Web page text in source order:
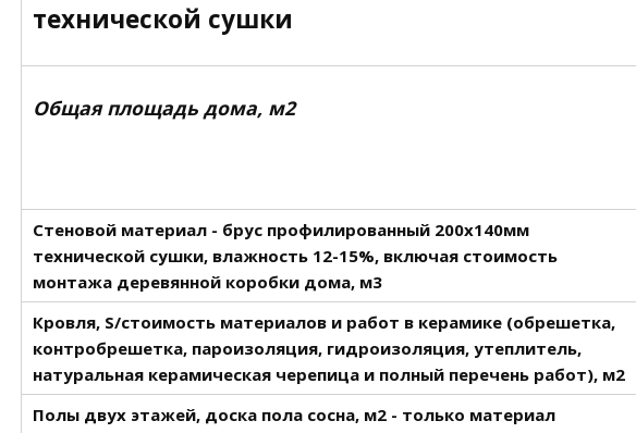
технической сушки
Общая площадь дома, м2
Стеновой материал - брус профилированный 200х140мм
технической сушки, влажность 12-15%, включая стоимость
монтажа деревянной коробки дома, м3
Кровля, S/стоимость материалов и работ в керамике (обрешетка,
контробрешетка, пароизоляция, гидроизоляция, утеплитель,
натуральная керамическая черепица и полный перечень работ), м2
Полы двух этажей, доска пола сосна, м2 - только материал